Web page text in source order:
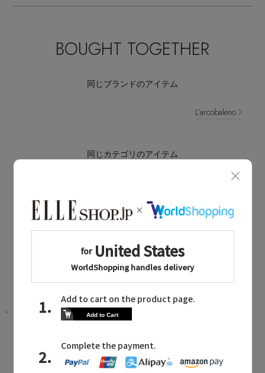
BOUGHT TOGETHER
同じブランドのアイテム
L’arcobaleno
同じカテゴリのアイテム
財布・小物
L’arcobaleno NEWS
ラルコバレーノに関連するニュース
新色ベルトと万能ポーチで贈る上質な